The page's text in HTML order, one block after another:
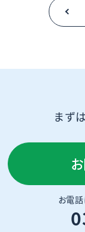
まず
お電話